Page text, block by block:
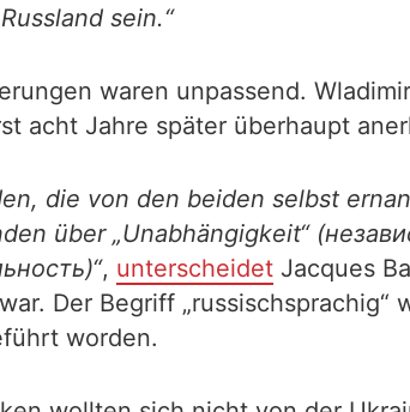
sein.“
waren unpassend.
acht Jahre später überhaupt
die von den beiden selbst
über „Unabhängigkeit“
, unterscheidet Jacques
Der Begriff
worden.